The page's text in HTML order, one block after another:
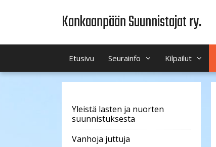
Kankaanpään Suunnistajat ry.
Etusivu Seurainfo Kilpailut
Yleistä lasten ja nuorten
suunnistuksesta
Vanhoja juttuja